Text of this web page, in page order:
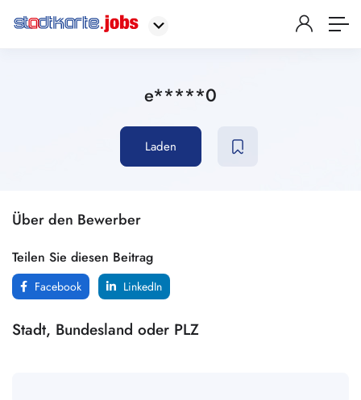
e*****0
Laden
Über den Bewerber
Teilen Sie diesen Beitrag
Facebook LinkedIn
Stadt, Bundesland oder PLZ